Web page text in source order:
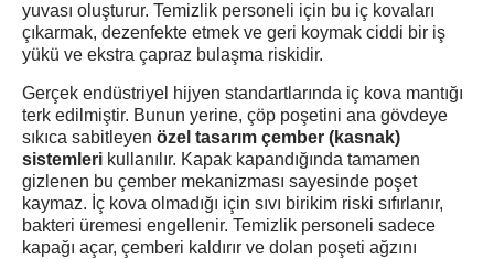
yuvası oluşturur. Temizlik personeli için bu iç kovaları
çıkarmak, dezenfekte etmek ve geri koymak ciddi bir iş
yükü ve ekstra çapraz bulaşma riskidir.
Gerçek endüstriyel hijyen standartlarında iç kova mantığı
terk edilmiştir. Bunun yerine, çöp poşetini ana gövdeye
sıkıca sabitleyen özel tasarım çember (kasnak)
sistemleri kullanılır. Kapak kapandığında tamamen
gizlenen bu çember mekanizması sayesinde poşet
kaymaz. İç kova olmadığı için sıvı birikim riski sıfırlanır,
bakteri üremesi engellenir. Temizlik personeli sadece
kapağı açar, çemberi kaldırır ve dolan poşeti ağzını